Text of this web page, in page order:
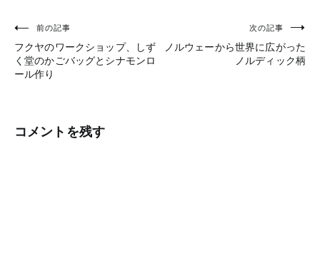
投
稿
ナ
ゲ
前の記事
フクヤのワークショップ、しず
く堂のかごバッグとシナモンロ
ール作り
次の記事
ノルウェーから世界に広がった
ノルディック柄
コメントを残す